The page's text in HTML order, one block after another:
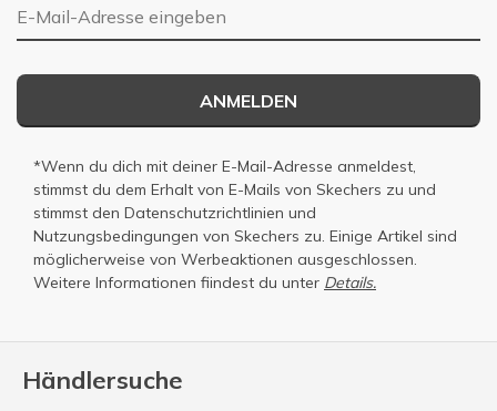
Händlersuche
E-Mail-Adresse
ANMELDEN
*Wenn du dich mit deiner E-Mail-Adresse anmeldest,
stimmst du dem Erhalt von E-Mails von Skechers zu und
stimmst den Datenschutzrichtlinien und
Nutzungsbedingungen von Skechers zu. Einige Artikel sind
möglicherweise von Werbeaktionen ausgeschlossen.
Weitere Informationen fiindest du unter Details.